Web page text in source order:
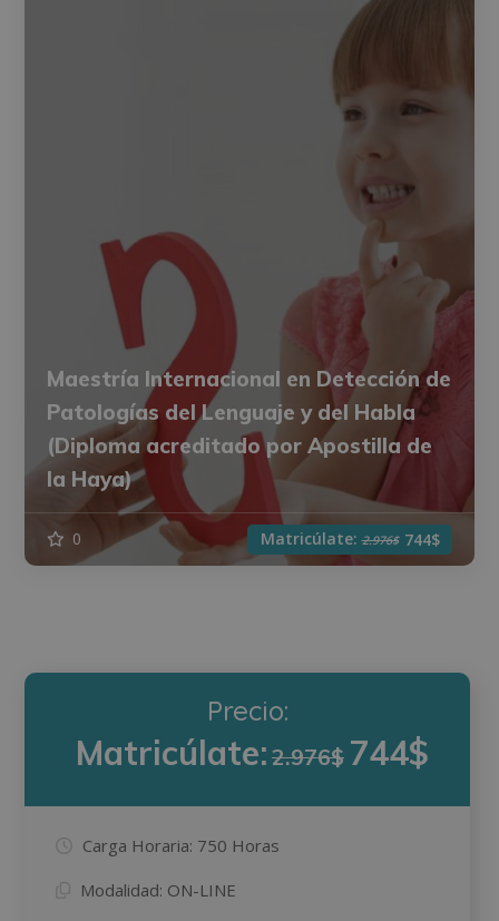
Maestría Internacional en Detección de
Patologías del Lenguaje y del Habla
(Diploma acreditado por Apostilla de
la Haya)
0 Matricúlate:2.976$ 744$
Precio:
Matricúlate:2.976$ 744$
Carga Horaria: 750 Horas
Modalidad: ON-LINE